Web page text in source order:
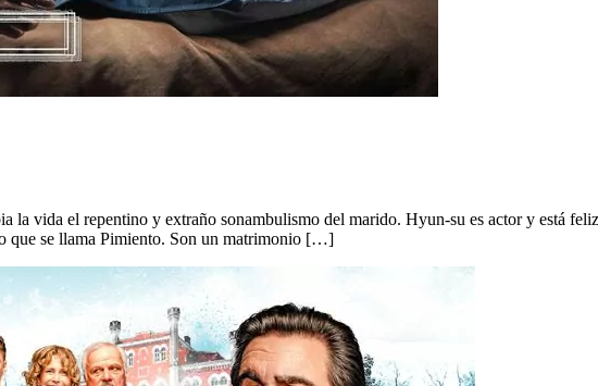
la vida el repentino y extraño sonambulismo del marido. Hyun-su es actor y está
que se llama Pimiento. Son un matrimonio […]